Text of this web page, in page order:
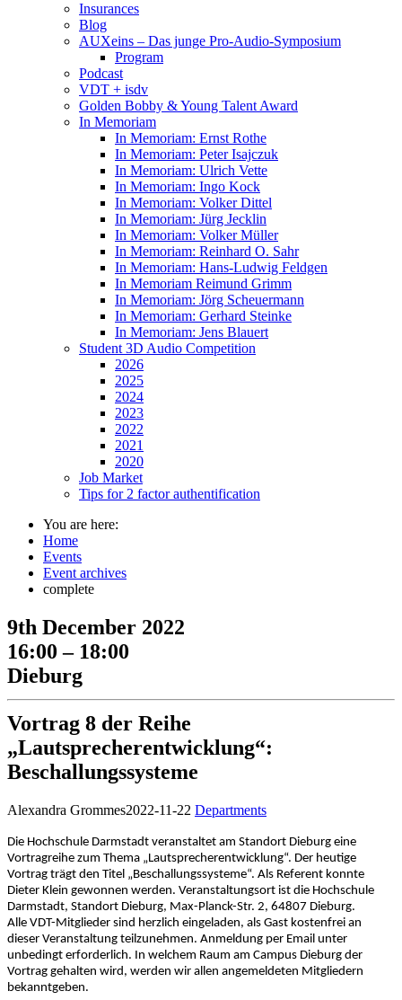
Insurances
Blog
AUXeins – Das junge Pro-Audio-Symposium
Program
Podcast
VDT + isdv
Golden Bobby & Young Talent Award
In Memoriam
In Memoriam: Ernst Rothe
In Memoriam: Peter Isajczuk
In Memoriam: Ulrich Vette
In Memoriam: Ingo Kock
In Memoriam: Volker Dittel
In Memoriam: Jürg Jecklin
In Memoriam: Volker Müller
In Memoriam: Reinhard O. Sahr
In Memoriam: Hans-Ludwig Feldgen
In Memoriam Reimund Grimm
In Memoriam: Jörg Scheuermann
In Memoriam: Gerhard Steinke
In Memoriam: Jens Blauert
Student 3D Audio Competition
2026
2025
2024
2023
2022
2021
2020
Job Market
Tips for 2 factor authentification
You are here:
Home
Events
Event archives
complete
9th December 2022
16:00 – 18:00
Dieburg
Vortrag 8 der Reihe
„Lautsprecherentwicklung“:
Beschallungssysteme
Alexandra Grommes2022-11-22 Departments
Die Hochschule Darmstadt veranstaltet am Standort Dieburg eine
Vortragreihe zum Thema „Lautsprecherentwicklung“. Der heutige
Vortrag trägt den Titel „Beschallungssysteme“. Als Referent konnte
Dieter Klein gewonnen werden. Veranstaltungsort ist die Hochschule
Darmstadt, Standort Dieburg, Max-Planck-Str. 2, 64807 Dieburg.
Alle VDT-Mitglieder sind herzlich eingeladen, als Gast kostenfrei an
dieser Veranstaltung teilzunehmen. Anmeldung per Email unter
unbedingt erforderlich. In welchem Raum am Campus Dieburg der
Vortrag gehalten wird, werden wir allen angemeldeten Mitgliedern
bekanntgeben.